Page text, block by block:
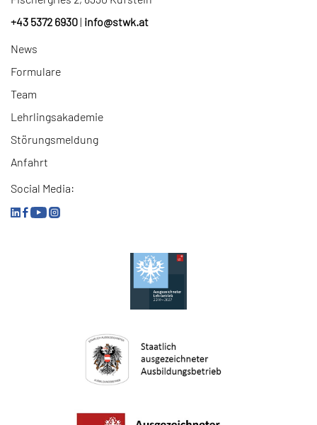
+43 5372 6930| info@stwk.at
News
Formulare
Team
Lehrlingsakademie
Störungsmeldung
Anfahrt
Social Media: